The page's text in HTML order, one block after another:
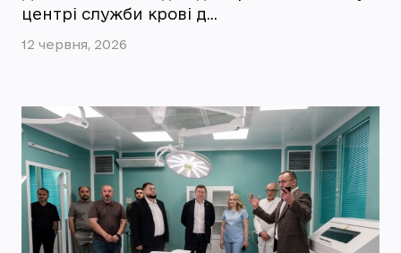
центрі служби крові д…
12 червня, 2026